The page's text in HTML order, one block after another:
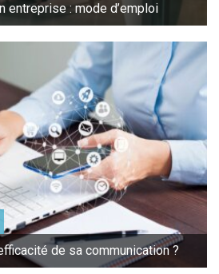
entreprise : mode d’emploi
de sa communication ?